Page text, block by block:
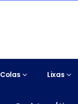
Colas Lixas